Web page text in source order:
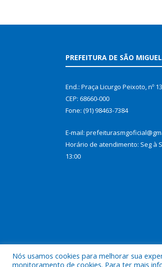
PREFEITURA DE SÃO
End.: Praça Licurgo Peixoto, nº
CEP: 68660-000
Fone: (91) 98463-7384
E-mail:
Horário de atendimento: Seg à
13:00
Todos os direitos reservados a
Nós usamos cookies para melhorar sua
monitoramento de cookies. Para ter mais